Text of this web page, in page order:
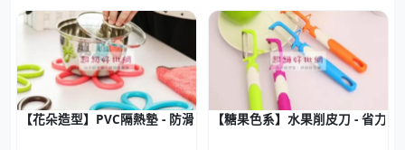
【花朵造型】PVC隔熱墊 - 防滑鍋墊廚房餐墊【糖果色系】水果削皮刀 - 省力削